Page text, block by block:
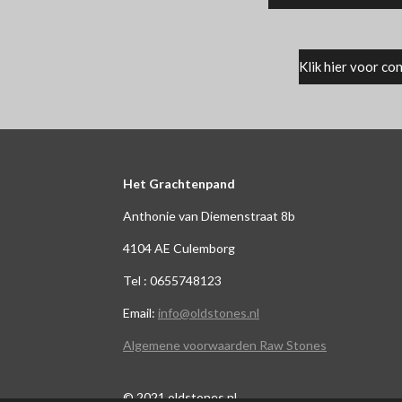
Klik hier voor
Het Grachtenpand
Anthonie van Diemenstraat 8b
4104 AE Culemborg
Tel : 0655748123
Email: info@oldstones.nl
Algemene voorwaarden Raw Stones
© 2021 oldstones.nl